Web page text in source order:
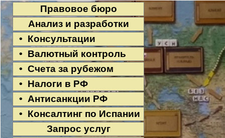
Правовое бюро
Анализ и разработки
• Консультации
• Валютный контроль
• Счета за рубежом
• Налоги в РФ
• Антисанкции РФ
• Консалтинг по Испании
Запрос услуг